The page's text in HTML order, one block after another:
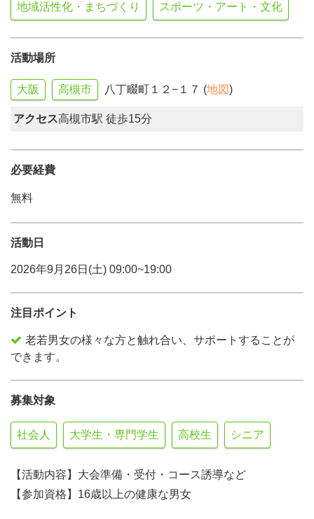
地域活性化・まちづくり スポーツ・アート・文化
活動場所
大阪 高槻市 八丁畷町１２−１７ (地図)
アクセス高槻市駅 徒歩15分
必要経費
無料
活動日
2026年9月26日(土) 09:00~19:00
注目ポイント
老若男女の様々な方と触れ合い、サポートすることが
できます。
募集対象
社会人 大学生・専門学生 高校生 シニア
【活動内容】大会準備・受付・コース誘導など
【参加資格】16歳以上の健康な男女